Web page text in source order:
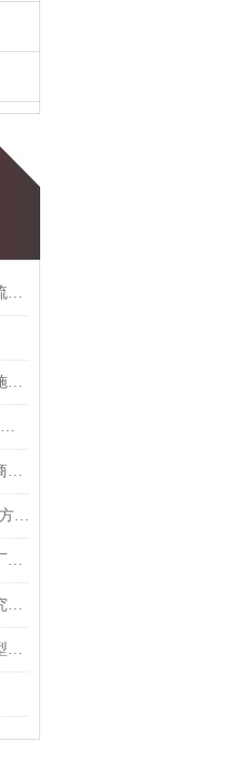
霍尔电流传感器在蓄电池浮充电流远程监测方案中的应用
剩余电流监测系统在济南狱政设施改造二期工程中的应用
春晓161地块人防工程消防电源监控系统的设计与应用
安科瑞电力物联网仪表：破解工商业用电“智”理难题
“上海市2023年度碳排放配额分配方案”实践 安科瑞 许敏
浙江星野集团有限责任公司乳品厂电力监控系统的设计与应用
陕西师范大学电力运维系统的研究与应用
什么是虚拟拟电厂？如何对接新型电力微电网管理系统？安科瑞 许敏